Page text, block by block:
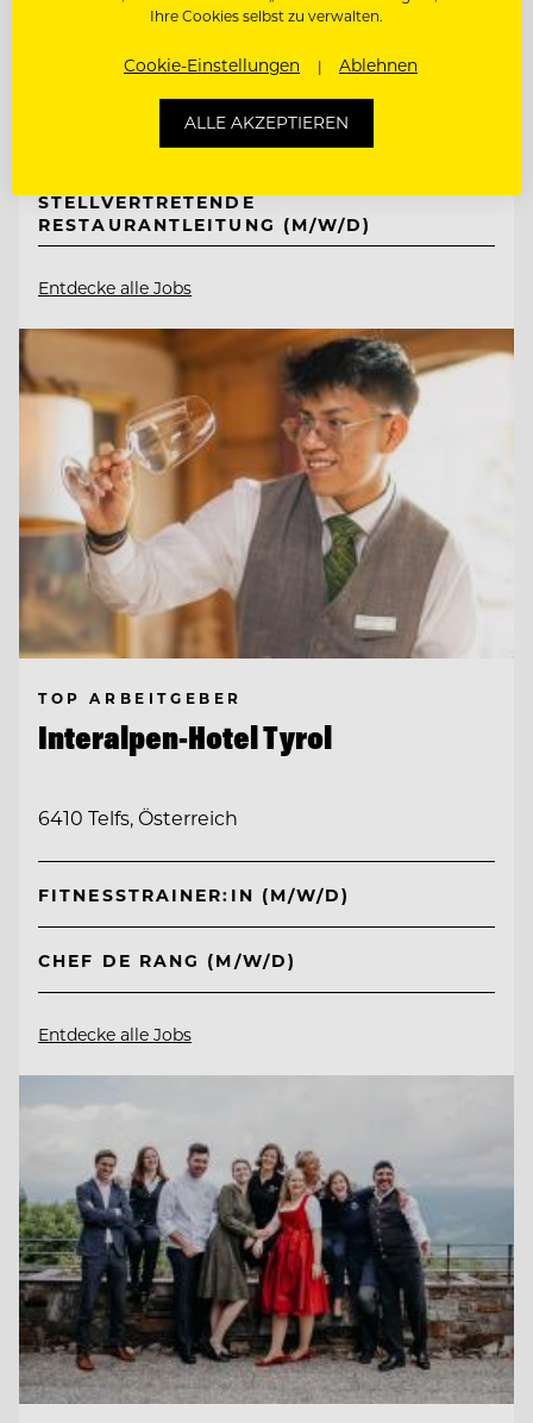
06536 Südharz/ OT Stolberg, Deutschland
SOUS CHEF GOURMET (M/W/D)
STELLVERTRETENDE
RESTAURANTLEITUNG (M/W/D)
Entdecke alle Jobs
TOP ARBEITGEBER
Interalpen-Hotel Tyrol
6410 Telfs, Österreich
FITNESSTRAINER:IN (M/W/D)
CHEF DE RANG (M/W/D)
Entdecke alle Jobs
Ihre Cookies selbst zu verwalten.
Cookie-Einstellungen Ablehnen
ALLE AKZEPTIEREN